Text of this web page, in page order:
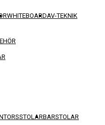
WHITEBOARDAV-TEKNIK
BARSTOLAR